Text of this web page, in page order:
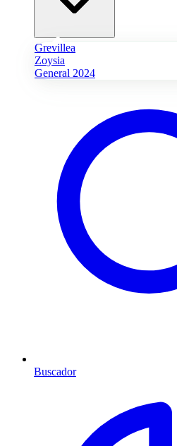
Grevillea
Zoysia
General 2024
Buscador